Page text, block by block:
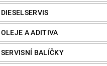
DIESELSERVIS
OLEJE A ADITIVA
SERVISNÍ BALÍČKY